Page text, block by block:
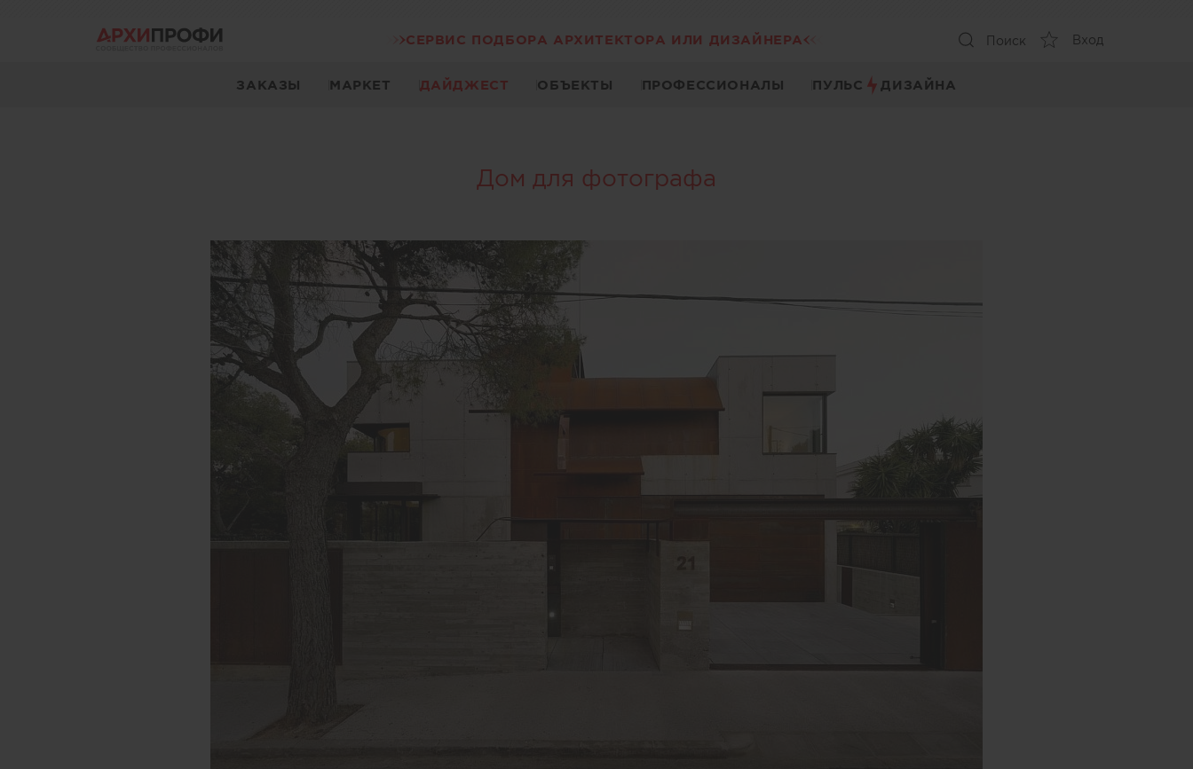
СЕРВИС ПОДБОРА АРХИТЕКТОРА ИЛИ ДИЗАЙНЕРА Поиск Вход
ЗАКАЗЫ МАРКЕТ ДАЙДЖЕСТ ОБЪЕКТЫ ПРОФЕССИОНАЛЫ ПУЛЬС ДИЗАЙНА
Дом для фотографа